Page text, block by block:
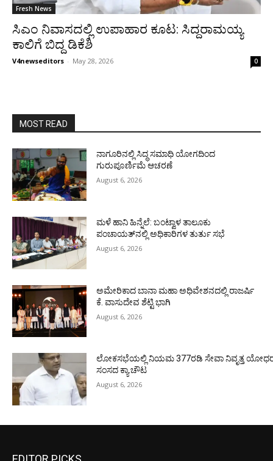
Fresh News
ಸಿಎಂ ನಿವಾಸದಲ್ಲಿ ಉಪಾಹಾರ ಕೂಟ: ಸಿದ್ದರಾಮಯ್ಯ
ಕಾಲಿಗೆ ಬಿದ್ದ ಡಿಕೆಶಿ
V4newseditors - May 28, 2026 0
MOST READ
ನಾಗೂರಿನಲ್ಲಿ ಸಿದ್ಧ ಸಮಾಧಿ ಯೋಗದಿಂದ
ಗುರುಪೂರ್ಣಿಮೆ ಆಚರಣೆ
August 6, 2026
ಮಳೆ ಹಾನಿ ಹಿನ್ನೆಲೆ: ಬಂಟ್ವಾಳ ತಾಲೂಕು
ಪಂಚಾಯತ್‌ನಲ್ಲಿ ಅಧಿಕಾರಿಗಳ ತುರ್ತು ಸಭೆ
August 6, 2026
ಅಮೇರಿಕಾದ ಬಾನಾ ಮಹಾ ಅಧಿವೇಶನದಲ್ಲಿ ರಾಜರ್ಷಿ
ಕೆ. ವಾಸುದೇವ ಶೆಟ್ಟಿ ಭಾಗಿ
August 6, 2026
ಲೋಕಸಭೆಯಲ್ಲಿ ನಿಯಮ 377ರಡಿ ಸೇವಾ ನಿವೃತ್ತ
ಸಂಸದ ಕ್ಯಾ.ಚೌಟ
August 6, 2026